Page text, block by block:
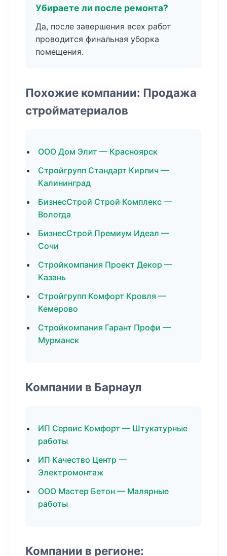
Убираете ли после ремонта?
Да, после завершения всех работ
проводится финальная уборка
помещения.
Похожие компании: Продажа
стройматериалов
ООО Дом Элит — Красноярск
Стройгрупп Стандарт Кирпич —
Калининград
БизнесСтрой Строй Комплекс —
Вологда
БизнесСтрой Премиум Идеал —
Сочи
Стройкомпания Проект Декор —
Казань
Стройгрупп Комфорт Кровля —
Кемерово
Стройкомпания Гарант Профи —
Мурманск
Компании в Барнаул
ИП Сервис Комфорт — Штукатурные
работы
ИП Качество Центр —
Электромонтаж
ООО Мастер Бетон — Малярные
работы
Компании в регионе: